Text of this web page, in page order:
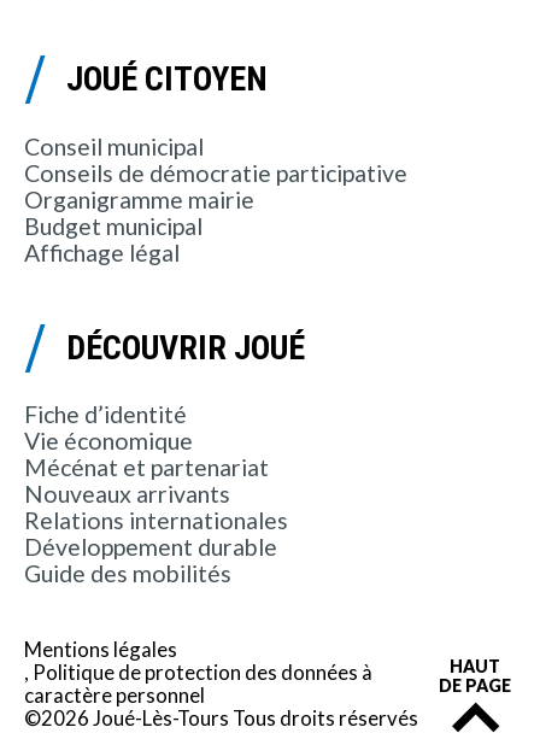
JOUÉ CITOYEN
Conseil municipal
Conseils de démocratie participative
Organigramme mairie
Budget municipal
Affichage légal
DÉCOUVRIR JOUÉ
Fiche d’identité
Vie économique
Mécénat et partenariat
Nouveaux arrivants
Relations internationales
Développement durable
Guide des mobilités
Mentions légales
Politique de protection des données à
caractère personnel
©2026 Joué-Lès-Tours Tous droits réservés
HAUT
DE PAGE